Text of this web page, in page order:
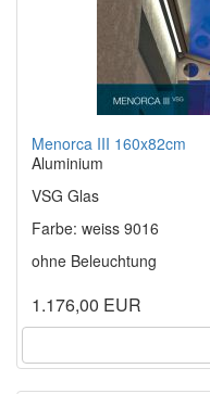
Menorca III 160x82cm
Aluminium
VSG Glas
Farbe: weiss 9016
ohne Beleuchtung
1.176,00 EUR